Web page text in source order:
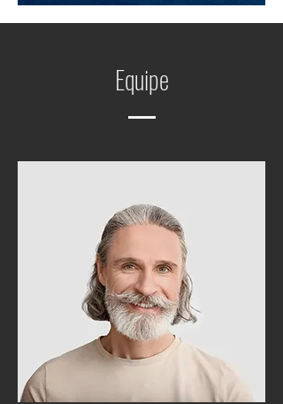
Equipe